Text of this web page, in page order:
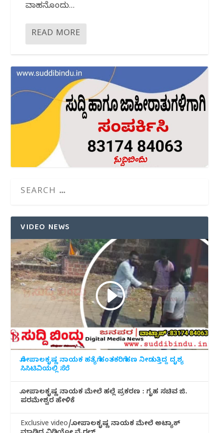
ವಾಹನೊಂದು...
READ MORE
VIDEO NEWS
ಗೋಪಾಲಕೃಷ್ಣ ನಾಯಕ ಹತ್ಯೆಗೆ ಹಂತಕರಿಗೆ ಹಣ ನೀಡುತ್ತಿದ್ದ ದೃಶ್ಯ
ಸಿಸಿಟಿವಿಯಲ್ಲಿ ಸೆರೆ
ಗೋಪಾಲಕೃಷ್ಣ ನಾಯಕ ಮೇಲೆ ಹಲ್ಲೆ ಪ್ರಕರಣ : ಗೃಹ ಸಚಿವ ಜಿ.
ಪರಮೇಶ್ವರ ಹೇಳಿಕೆ
Exclusive video/ಗೋಪಾಲಕೃಷ್ಣ ನಾಯಕ ಮೇಲೆ ಅಟ್ಯಾಕ್